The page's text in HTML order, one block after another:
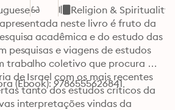
Religion & Spirituality
neste livro é fruto da
acadêmica e do estudo das
pesquisas e viagens de estudos
trabalho coletivo que procura
de Israel com os mais recentes
tanto dos estudos críticos da
interpretações vindas da
(Ebook): 9786555626841